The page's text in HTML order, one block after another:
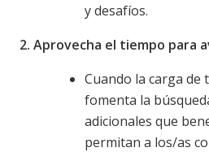
y desafíos.
2. Aprovecha el tiempo para
Cuando la carga de
fomenta la
adicionales que
permitan a los/as